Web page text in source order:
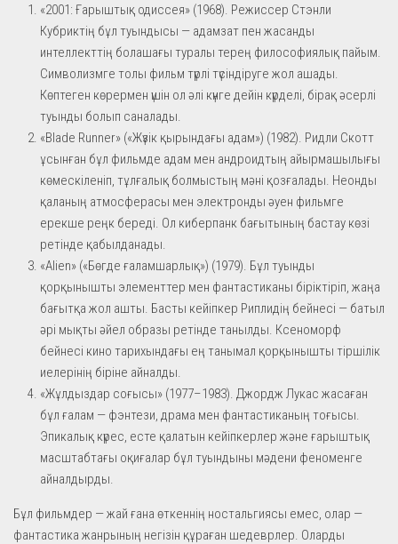
«2001: Ғарыштық одиссея» (1968). Режиссер Стэнли
Кубриктің бұл туындысы — адамзат пен жасанды
интеллекттің болашағы туралы терең философиялық пайым.
Символизмге толы фильм түрлі түсіндіруге жол ашады.
Көптеген көрермен үшін ол әлі күнге дейін күрделі, бірақ әсерлі
туынды болып саналады.
«Blade Runner» («Жүзік қырындағы адам») (1982). Ридли Скотт
ұсынған бұл фильмде адам мен андроидтың айырмашылығы
көмескіленіп, тұлғалық болмыстың мәні қозғалады. Неонды
қаланың атмосферасы мен электронды әуен фильмге
ерекше реңк береді. Ол киберпанк бағытының бастау көзі
ретінде қабылданады.
«Alien» («Бөгде ғаламшарлық») (1979). Бұл туынды
қорқынышты элементтер мен фантастиканы біріктіріп, жаңа
бағытқа жол ашты. Басты кейіпкер Риплидің бейнесі — батыл
әрі мықты әйел образы ретінде танылды. Ксеноморф
бейнесі кино тарихындағы ең танымал қорқынышты тіршілік
иелерінің біріне айналды.
«Жұлдыздар соғысы» (1977–1983). Джордж Лукас жасаған
бұл ғалам — фэнтези, драма мен фантастиканың тоғысы.
Эпикалық күрес, есте қалатын кейіпкерлер және ғарыштық
масштабтағы оқиғалар бұл туындыны мәдени феноменге
айналдырды.
Бұл фильмдер — жай ғана өткеннің ностальгиясы емес, олар —
фантастика жанрының негізін құраған шедеврлер. Оларды